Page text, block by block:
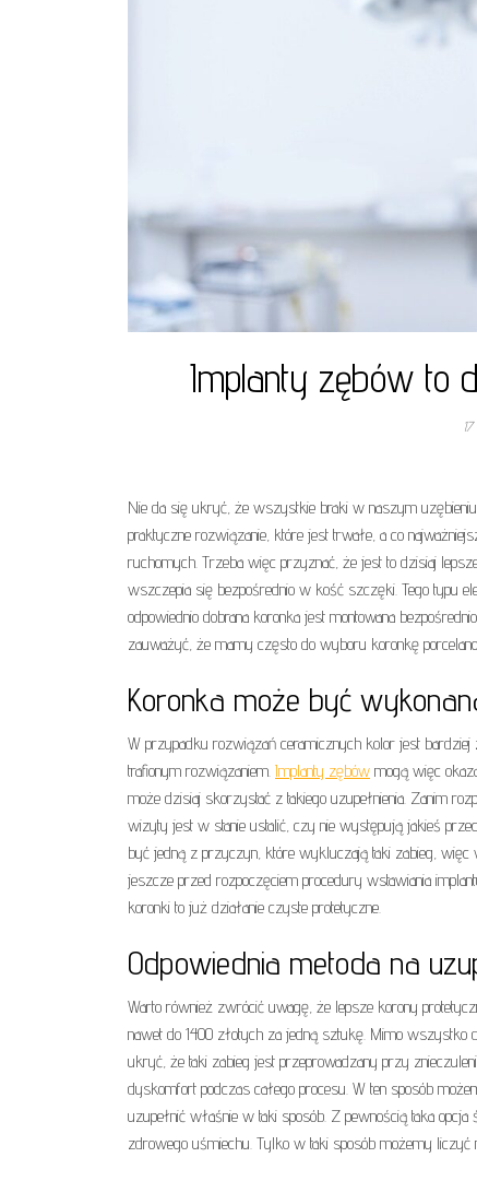
Implanty zębów to
Nie da się ukryć, że wszystkie braki w naszym
praktyczne rozwiązanie, które jest trwałe, a co
ruchomych. Trzeba więc przyznać, że jest to dzisiaj
wszczepia się bezpośrednio w kość szczęki. Tego typu
odpowiednio dobrana koronka jest montowana
zauważyć, że mamy często do wyboru koronkę
Koronka może być
W przypadku rozwiązań ceramicznych kolor jest
trafionym rozwiązaniem. Implanty zębów mogą więc
może dzisiaj skorzystać z takiego uzupełnienia. Zanim
wizyty jest w stanie ustalić, czy nie występują jakieś
być jedną z przyczyn, które wykluczają taki zabieg, więc
jeszcze przed rozpoczęciem procedury wstawiania
koronki to już działanie czyste protetyczne.
Odpowiednia metoda na
Warto również zwrócić uwagę, że lepsze korony
nawet do 1400 złotych za jedną sztukę. Mimo wszystko
ukryć, że taki zabieg jest przeprowadzany przy
dyskomfort podczas całego procesu. W ten sposób
uzupełnić właśnie w taki sposób. Z pewnością taka
zdrowego uśmiechu. Tylko w taki sposób możemy liczyć